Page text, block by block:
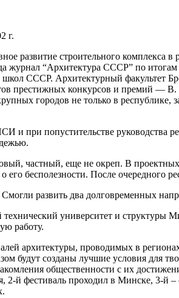
г.
развитие строительного комплекса
журнал “Архитектура СССР” по
СССР. Архитектурный факультет
престижных конкурсов и премий
городов не только в
и при попустительстве руководства
частный, еще не окреп. В
его бесполезности. После очередного
развить два долговременных
университет и структуры
работу.
архитектуры, проводимых в
будут созданы лучшие условия для
общественности с их
2-й фестиваль проходил в Минске, 3-й